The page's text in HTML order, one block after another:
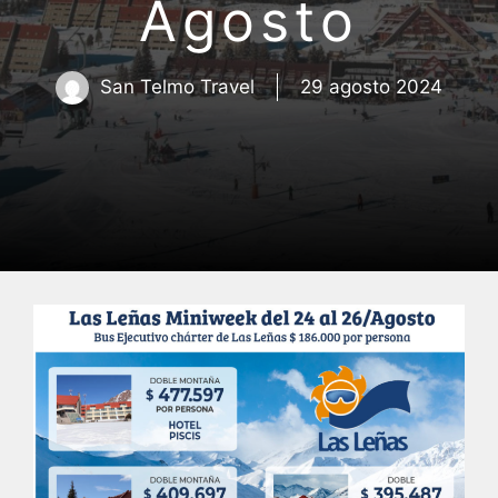
Agosto
San Telmo Travel 29 agosto 2024